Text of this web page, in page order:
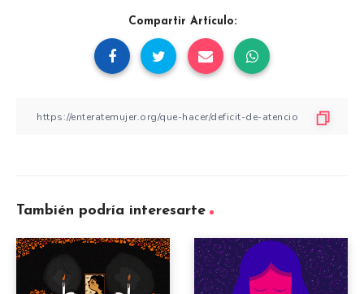
Compartir Artículo:
También podría interesarte